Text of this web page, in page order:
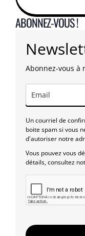
ABONNEZ-VOUS !
Abonnez-vous
Un courriel de
boite spam si vous
d'autoriser notre
Vous pouvez vous
détails, consultez